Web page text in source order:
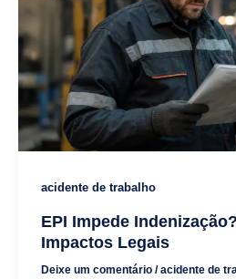
acidente de trabalho
EPI Impede
Impactos Legais
Deixe um comentário /acidente de